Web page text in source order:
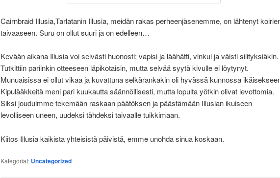
Cairnbraid Illusia,Tarlatanin Illusia, meidän rakas perheenjäsenemme, on lähtenyt
taivaaseen. Suru on ollut suuri ja on edelleen…
Kevään aikana Illusia voi selvästi huonosti; vapisi ja läähätti, vinkui ja väisti silityksiäkin.
Tutkittiin pariinkin otteeseen läpikotaisin, mutta selvää syytä kivulle ei löytynyt.
Munuaisissa ei ollut vikaa ja kuvattuna selkärankakin oli hyvässä kunnossa
Kipulääkkeitä meni pari kuukautta säännöllisesti, mutta lopulta yötkin olivat levottomia.
Siksi jouduimme tekemään raskaan päätöksen ja päästämään Illusian ikuiseen
levolliseen uneen, uudeksi tähdeksi taivaalle tuikkimaan.
Kiitos Illusia kaikista yhteisistä päivistä, emme unohda sinua koskaan.
Kategoriat: Uncategorized